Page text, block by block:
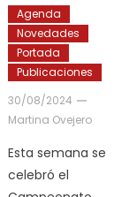
Agenda
Novedades
Portada
Publicaciones
30/08/2024
Martina Ovejero
Esta semana se
celebró el